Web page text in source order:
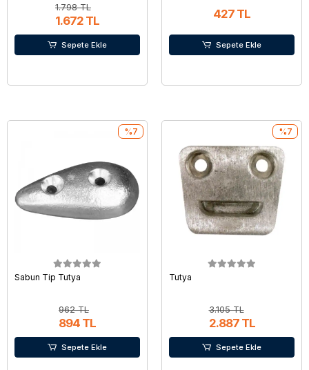
1.798 TL
1.672 TL
Sepete Ekle
427 TL
Sepete Ekle
Sabun Tip Tutya
962 TL
894 TL
%7
Sepete Ekle
Tutya
3.105 TL
2.887 TL
%7
Sepete Ekle